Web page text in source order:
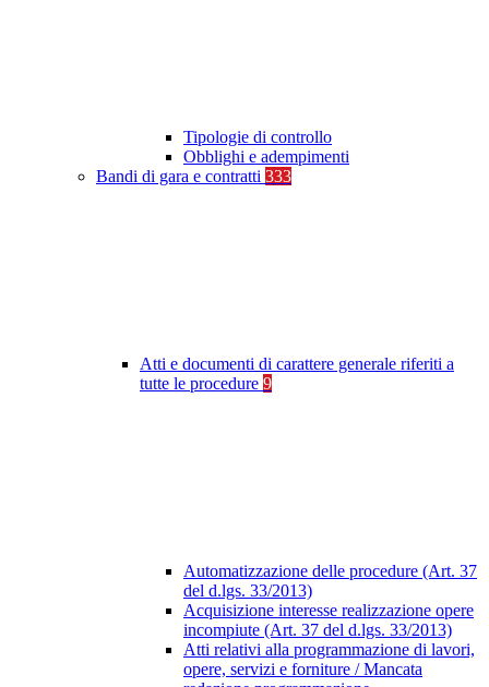
Tipologie di controllo
Obblighi e adempimenti
Bandi di gara e contratti 333
Atti e documenti di carattere generale riferiti a
tutte le procedure 9
Automatizzazione delle procedure (Art. 37
del d.lgs. 33/2013)
Acquisizione interesse realizzazione opere
incompiute (Art. 37 del d.lgs. 33/2013)
Atti relativi alla programmazione di lavori,
opere, servizi e forniture / Mancata